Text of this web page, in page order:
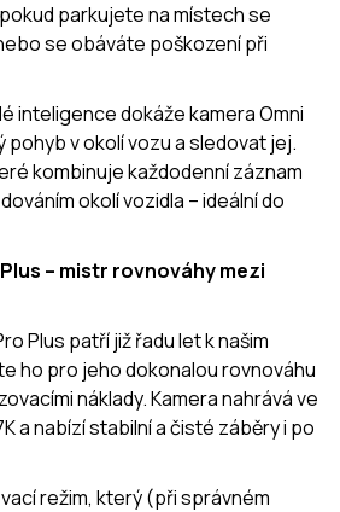
parkujete na místech se
se obáváte poškození při
inteligence dokáže kamera Omni
v okolí vozu a sledovat jej.
kombinuje každodenní záznam
okolí vozidla – ideální do
– mistr rovnováhy mezi
Plus patří již řadu let k našim
ho pro jeho dokonalou rovnováhu
náklady. Kamera nahrává ve
a nabízí stabilní a čisté záběry i po
režim, který (při správném